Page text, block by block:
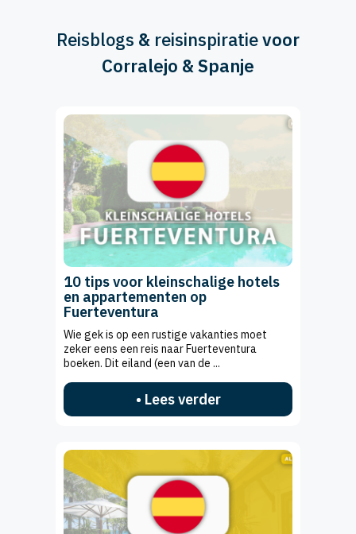
Reisblogs & reisinspiratievoor
Corralejo & Spanje
10 tips voor kleinschalige hotels
en appartementen op
Fuerteventura
Wie gek is op een rustige vakanties moet
zeker eens een reis naar Fuerteventura
boeken. Dit eiland (een van de ...
• Lees verder